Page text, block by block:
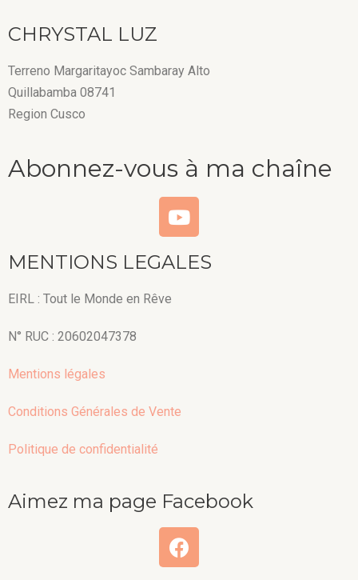
CHRYSTAL LUZ
Terreno Margaritayoc Sambaray Alto
Quillabamba 08741
Region Cusco
Abonnez-vous à ma chaîne
MENTIONS LEGALES
EIRL : Tout le Monde en Rêve
N° RUC : 20602047378
Mentions légales
Conditions Générales de Vente
Politique de confidentialité
Aimez ma page Facebook